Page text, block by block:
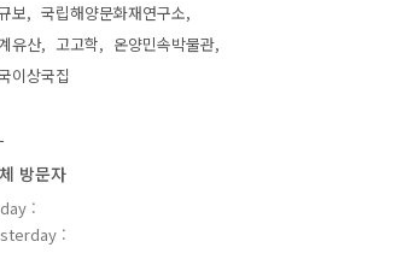
보
국립해양문화재연구소
유산
고고학
온양민속박물관
이상국집
방문자
:
: